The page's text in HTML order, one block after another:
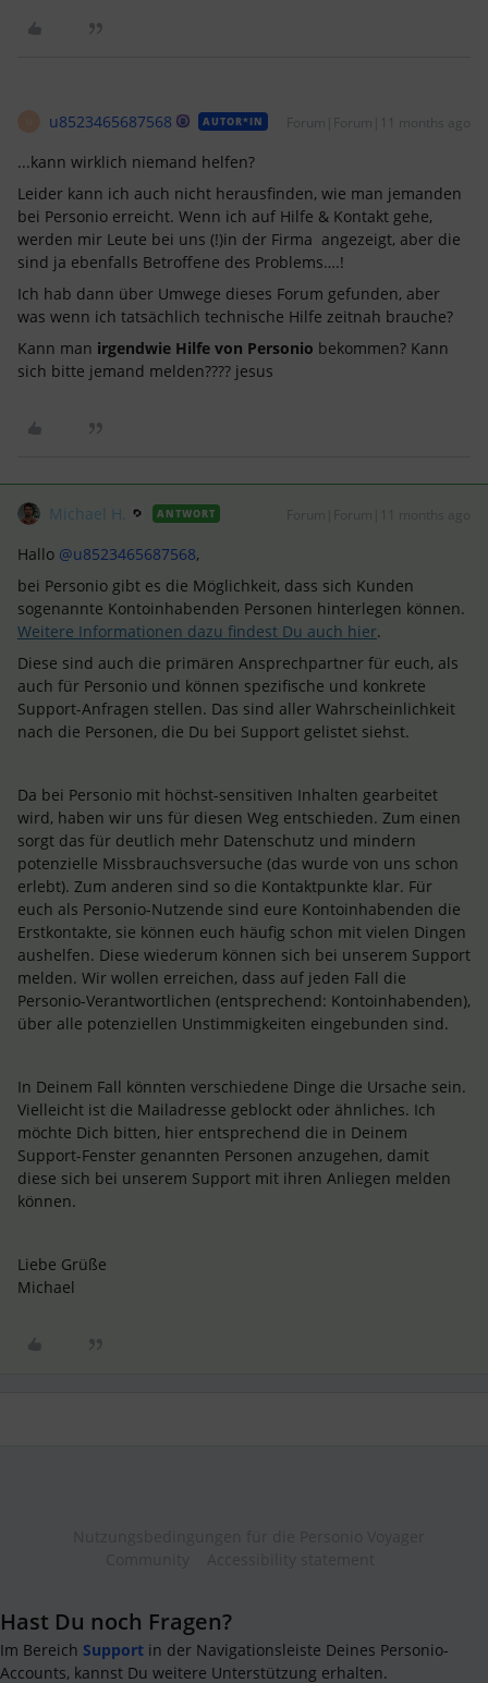
u8523465687568 AUTOR*IN Forum|Forum|11 months ago
...kann wirklich niemand helfen?
Leider kann ich auch nicht herausfinden, wie man jemanden
bei Personio erreicht. Wenn ich auf Hilfe & Kontakt gehe,
werden mir Leute bei uns (!)in der Firma angezeigt, aber die
sind ja ebenfalls Betroffene des Problems….!
Ich hab dann über Umwege dieses Forum gefunden, aber
was wenn ich tatsächlich technische Hilfe zeitnah brauche?
Kann man irgendwie Hilfe von Personio bekommen? Kann
sich bitte jemand melden???? jesus
Michael H. ANTWORT
Hallo ​ @u8523465687568,
bei Personio gibt es die Möglichkeit, dass sich Kunden
sogenannte Kontoinhabenden Personen hinterlegen können.
Weitere Informationen dazu findest Du auch hier.
Diese sind auch die primären Ansprechpartner für euch, als
auch für Personio und können spezifische und konkrete
Support-Anfragen stellen. Das sind aller Wahrscheinlichkeit
nach die Personen, die Du bei Support gelistet siehst.
Da bei Personio mit höchst-sensitiven Inhalten gearbeitet
wird, haben wir uns für diesen Weg entschieden. Zum einen
sorgt das für deutlich mehr Datenschutz und mindern
potenzielle Missbrauchsversuche (das wurde von uns schon
erlebt). Zum anderen sind so die Kontaktpunkte klar. Für
euch als Personio-Nutzende sind eure Kontoinhabenden die
Erstkontakte, sie können euch häufig schon mit vielen Dingen
aushelfen. Diese wiederum können sich bei unserem Support
melden. Wir wollen erreichen, dass auf jeden Fall die
Personio-Verantwortlichen (entsprechend: Kontoinhabenden),
über alle potenziellen Unstimmigkeiten eingebunden sind.
In Deinem Fall könnten verschiedene Dinge die Ursache sein.
Vielleicht ist die Mailadresse geblockt oder ähnliches. Ich
möchte Dich bitten, hier entsprechend die in Deinem
Support-Fenster genannten Personen anzugehen, damit
diese sich bei unserem Support mit ihren Anliegen melden
können.
Liebe Grüße
Michael
Hast Du noch Fragen?
Im Bereich Support in der Navigationsleiste Deines Personio-
Accounts, kannst Du weitere Unterstützung erhalten.